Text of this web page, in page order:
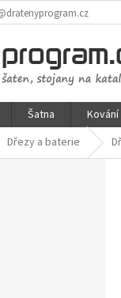
Šatna
Dřezy a baterie